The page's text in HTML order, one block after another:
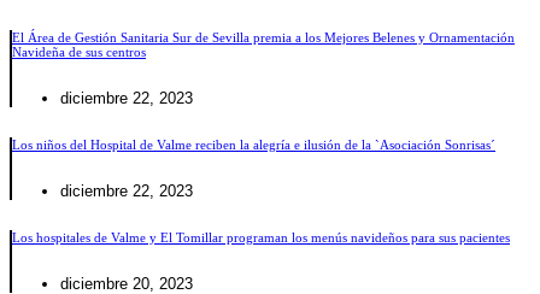
El Área de Gestión Sanitaria Sur de Sevilla premia a los Mejores Belenes y Ornamentación
Navideña de sus centros
diciembre 22, 2023
Los niños del Hospital de Valme reciben la alegría e ilusión de la `Asociación Sonrisas´
diciembre 22, 2023
Los hospitales de Valme y El Tomillar programan los menús navideños para sus pacientes
diciembre 20, 2023